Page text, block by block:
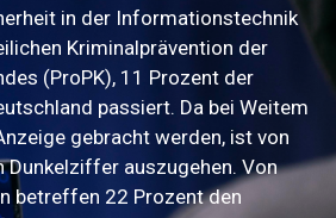
in der Informationstechnik
Kriminalprävention der
(ProPK), 11 Prozent der
passiert. Da bei Weitem
gebracht werden, ist von
Dunkelziffer auszugehen. Von
betreffen 22 Prozent den